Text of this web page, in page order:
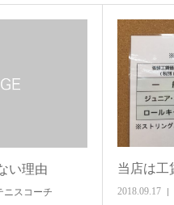
い理由
ニスコーチ
当店は
2018.09.17